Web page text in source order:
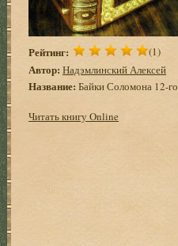
Рейтинг: (1)
Автор: Надэмлинский Алексей
Название: Байки Соломона 12-го
Читать книгу Online